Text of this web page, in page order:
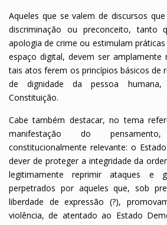
Aqueles que se valem de discursos
discriminação ou preconceito, tanto
apologia de crime ou estimulam
espaço digital, devem ser amplamente
tais atos ferem os princípios básicos de
de dignidade da pessoa
Constituição.
Cabe também destacar, no tema
manifestação do
constitucionalmente relevante: o
dever de proteger a integridade da
legitimamente reprimir ataques e
perpetrados por aqueles que, sob
liberdade de expressão (?),
violência, de atentado ao Estado